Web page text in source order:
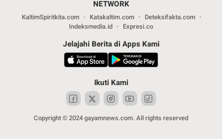
NETWORK
KaltimSpiritkita.com Katakaltim.com
Deteksifakta.com
Indeksmedia.id
Expresi.co
Jelajahi Berita di Apps Kami
Ikuti Kami
Copyright © 2024 gayamnews.com. All rights reserved